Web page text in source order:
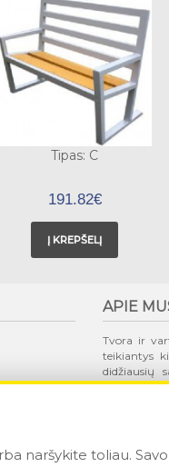
Tipas: C
191.82€
Į KREPŠELĮ
APIE
Tvora ir
teikiantys
didžiausių
Etvoros.lt
poreikius.
naršykite toliau.